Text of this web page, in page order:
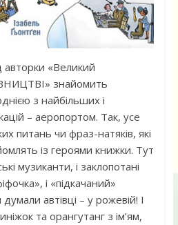
авторки «Великий
знайомить
з найбільших і
– аеропортом. Так, усе
питань чи фраз-натяків, які
із героями книжки. Тут
музиканти, і заклопотані
і «підкачаний»
автівці – у рожевій! І
та орангутанг з ім’ям,